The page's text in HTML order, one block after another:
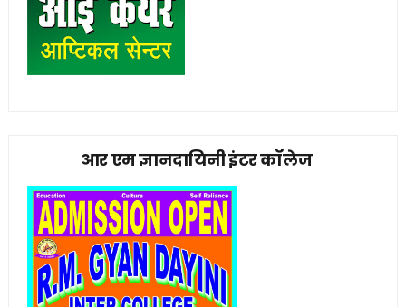
आर एम ज्ञानदायिनी इंटर कॉलेज